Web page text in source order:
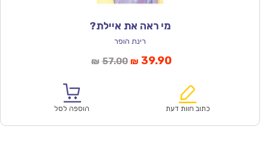
מי ראה את איילת?
רינת הופר
₪ 57.00המחיר
₪57.00.
₪ 39.90המחיר
הוא:
כתוב חוות דעת הוספה לסל